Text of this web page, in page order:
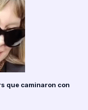
que caminaron con